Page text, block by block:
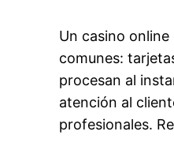
Un casino
comunes:
procesan al
atención al
profesionales.